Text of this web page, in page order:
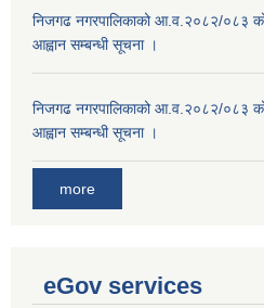
निजगढ नगरपालिकाको आ.व.२०८२/०८३ को
आह्वान सम्बन्धी सूचना ।
निजगढ नगरपालिकाको आ.व.२०८२/०८३ को
आह्वान सम्बन्धी सूचना ।
more
eGov services